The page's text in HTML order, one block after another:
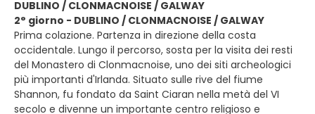
DUBLINO / CLONMACNOISE / GALWAY
2° giorno - DUBLINO / CLONMACNOISE / GALWAY
Prima colazione. Partenza in direzione della costa
occidentale. Lungo il percorso, sosta per la visita dei resti
del Monastero di Clonmacnoise, uno dei siti archeologici
più importanti d'Irlanda. Situato sulle rive del fiume
Shannon, fu fondato da Saint Ciaran nella metà del VI
secolo e divenne un importante centro religioso e